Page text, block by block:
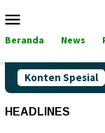
ke
kontenMobile
Beranda News
Konten Spesial
Naik, Akankah
HEADLINES